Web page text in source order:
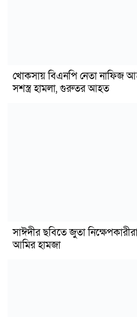
খোকসায় বিএনপি নেতা নাফিজ
সশস্ত্র হামলা, গুরুতর আহত
সাঈদীর ছবিতে জুতা
আমির হামজা